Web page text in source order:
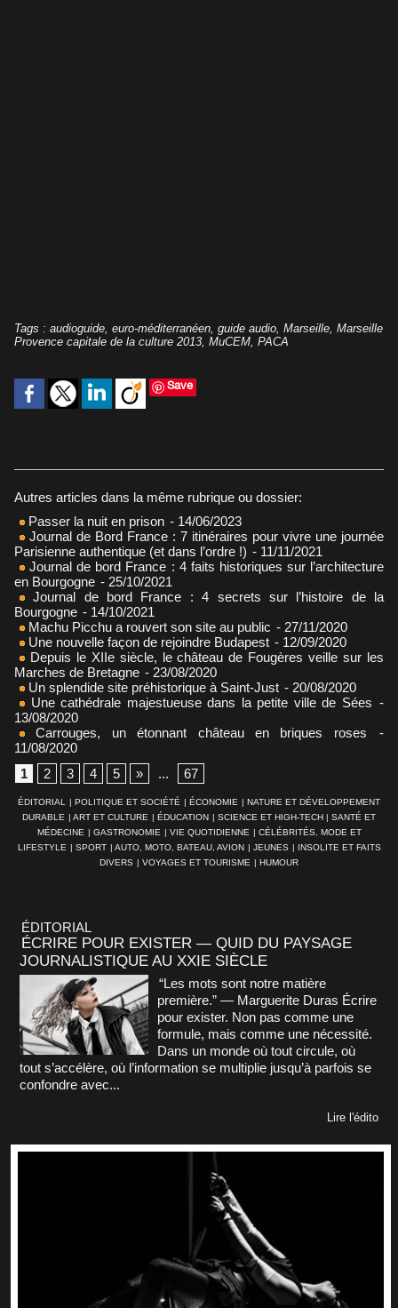
Tags : audioguide euro-méditerranéen guide audio Marseille Marseille
Provence capitale de la culture 2013 MuCEM PACA
Save
Autres articles dans la même rubrique ou dossier:
Passer la nuit en prison - 14/06/2023
Journal de Bord France : 7 itinéraires pour vivre une journée
Parisienne authentique (et dans l’ordre !) - 11/11/2021
Journal de bord France : 4 faits historiques sur l’architecture
en Bourgogne - 25/10/2021
Journal de bord France : 4 secrets sur l’histoire de la
Bourgogne - 14/10/2021
Machu Picchu a rouvert son site au public - 27/11/2020
Une nouvelle façon de rejoindre Budapest - 12/09/2020
Depuis le XIIe siècle, le château de Fougères veille sur les
Marches de Bretagne - 23/08/2020
Un splendide site préhistorique à Saint-Just - 20/08/2020
Une cathédrale majestueuse dans la petite ville de Sées -
13/08/2020
Carrouges, un étonnant château en briques roses
-
11/08/2020
1
2 3 4 5 » ... 67
ÉDITORIAL | POLITIQUE ET SOCIÉTÉ | ÉCONOMIE | NATURE ET DÉVELOPPEMENT
DURABLE | ART ET CULTURE | ÉDUCATION | SCIENCE ET HIGH-TECH | SANTÉ ET
MÉDECINE | GASTRONOMIE | VIE QUOTIDIENNE | CÉLÉBRITÉS, MODE ET
LIFESTYLE | SPORT | AUTO, MOTO, BATEAU, AVION | JEUNES | INSOLITE ET FAITS
DIVERS | VOYAGES ET TOURISME | HUMOUR
ÉDITORIAL
ÉCRIRE POUR EXISTER — QUID DU PAYSAGE
JOURNALISTIQUE AU XXIE SIÈCLE
“Les mots sont notre matière
première.” — Marguerite Duras Écrire
pour exister. Non pas comme une
formule, mais comme une nécessité.
Dans un monde où tout circule, où
tout s’accélère, où l’information se multiplie jusqu’à parfois se
confondre avec...
Lire l'édito